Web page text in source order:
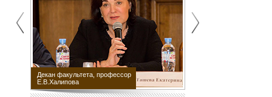
Декан факультета, профессор
Е.В.Халипова